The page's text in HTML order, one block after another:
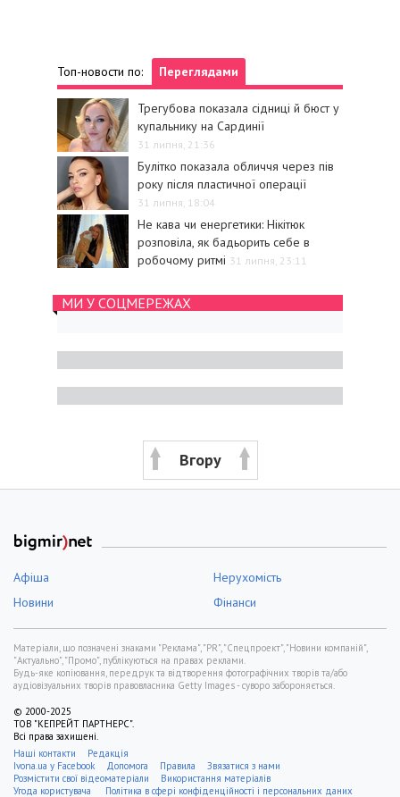
Топ-новости по: Переглядами
Трегубова показала сідниці й бюст у
купальнику на Сардинії
31 липня, 21:36
Булітко показала обличчя через пів
року після пластичної операції
31 липня, 18:04
Не кава чи енергетики: Нікітюк
розповіла, як бадьорить себе в
робочому ритмі 31 липня, 23:11
МИ У СОЦМЕРЕЖАХ
Вгору
Афіша
Нерухомість
Новини
Фінанси
Матеріали, що позначені знаками "Реклама", "PR", "Спецпроект", "Новини компаній",
"Актуально", "Промо", публікуються на правах реклами.
Будь-яке копіювання, передрук та відтворення фотографічних творів та/або
аудіовізуальних творів правовласника Getty Images - суворо забороняється.
© 2000-2025
ТОВ "КЕПРЕЙТ ПАРТНЕРС".
Всі права захищені.
Наші контакти
Редакція
Ivona.ua у Facebook
Допомога Правила
Звязатися з нами
Розмістити свої відеоматеріали
Використання матеріалів
Угода користувача
Політика в сфері конфіденційності і персональних даних